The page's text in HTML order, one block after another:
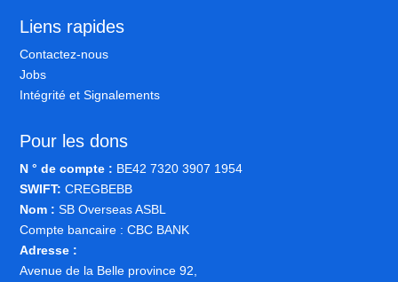
Liens rapides
Contactez-nous
Jobs
Intégrité et Signalements
Pour les dons
N ° de compte : BE42 7320 3907 1954
SWIFT: CREGBEBB
Nom : SB Overseas ASBL
Compte bancaire : CBC BANK
Adresse :
Avenue de la Belle province 92,